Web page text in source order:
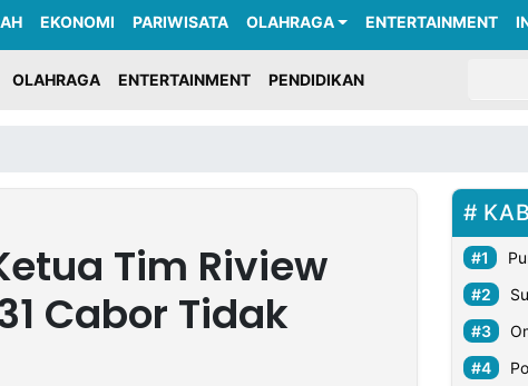
EKONOMI PARIWISATA OLAHRAGA ENTERTAINMENT
OLAHRAGA ENTERTAINMENT PENDIDIKAN
Tim Riview
Cabor Tidak